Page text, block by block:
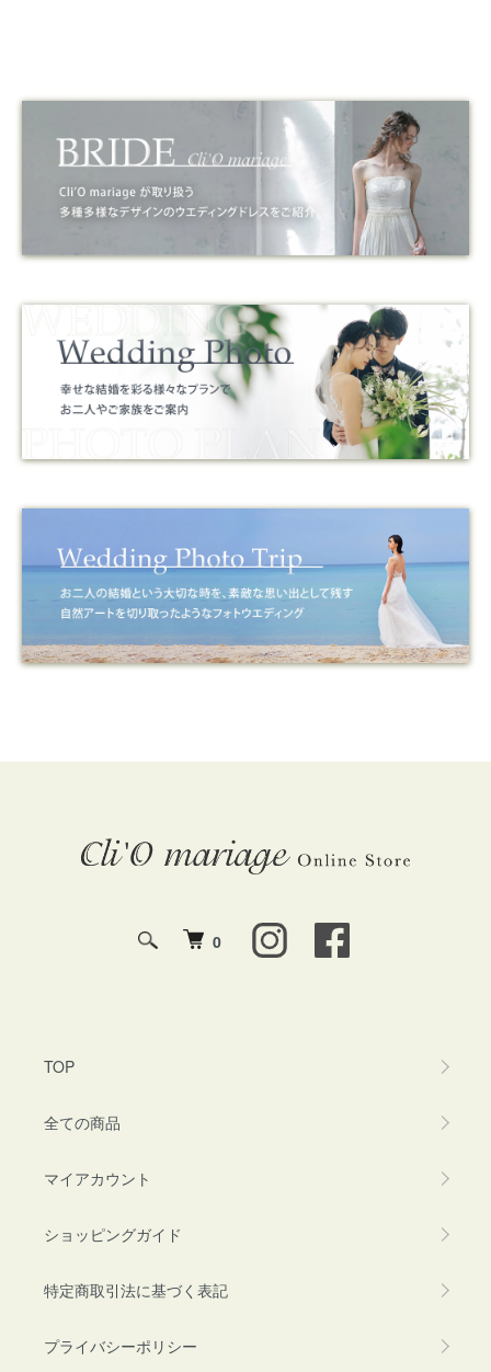
0
TOP
全ての商品
マイアカウント
ショッピングガイド
特定商取引法に基づく表記
プライバシーポリシー